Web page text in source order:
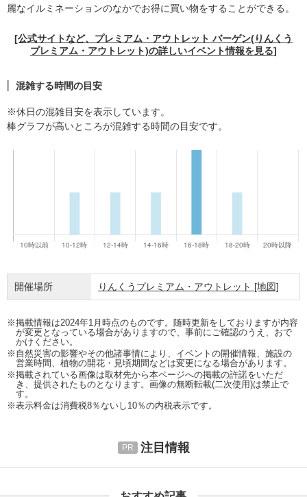
麗なイルミネーションのなかでお得に買い物をすることができる。
[公式サイトなど、プレミアム・アウトレット バーゲン(りんくう
プレミアム・アウトレット)の詳しいイベント情報を見る]
混雑する時間の目安
※休日の混雑目安を表示しています。
棒グラフが高いところが混雑する時間の目安です。
開催場所 りんくうプレミアム・アウトレット [地図]
※掲載情報は2024年1月時点のものです。随時更新をしておりますが内容
が変更となっている場合がありますので、事前にご確認のうえ、おで
かけください。
※自然災害の影響やその他諸事情により、イベントの開催情報、施設の
営業時間、植物の開花・見頃期間などは変更になる場合があります。
※掲載されている画像は取材先から本ページへの掲載の許諾をいただ
き、提供されたものとなります。画像の無断転載(二次使用)は禁止で
す。
※表示料金は消費税8％ないし10％の内税表示です。
注目情報